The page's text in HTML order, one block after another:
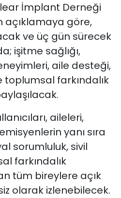
İmplant Derneği
açıklamaya göre,
ve üç gün sürecek
işitme sağlığı,
aile desteği,
farkındalık
aileleri,
yanı sıra
sorumluluk, sivil
farkındalık
tüm bireylere açık
olarak izlenebilecek.